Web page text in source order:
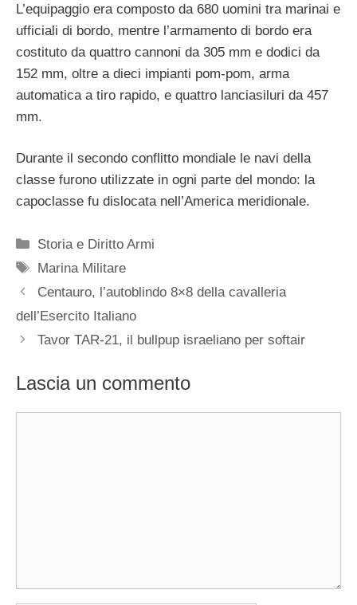
L’equipaggio era composto da 680 uomini tra marinai e
ufficiali di bordo, mentre l’armamento di bordo era
costituto da quattro cannoni da 305 mm e dodici da
152 mm, oltre a dieci impianti pom-pom, arma
automatica a tiro rapido, e quattro lanciasiluri da 457
mm.
Durante il secondo conflitto mondiale le navi della
classe furono utilizzate in ogni parte del mondo: la
capoclasse fu dislocata nell’America meridionale.
Categorie
Storia e Diritto Armi
Tag
Marina Militare
Centauro, l’autoblindo 8×8 della cavalleria
dell’Esercito Italiano
Tavor TAR-21, il bullpup israeliano per softair
Lascia un commento